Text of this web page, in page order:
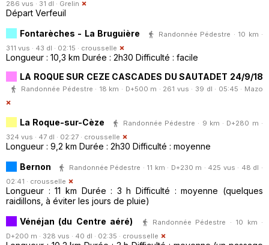
286 vus · 31 dl · Grelin
Départ Verfeuil
Fontarèches - La Bruguière
Randonnée Pédestre · 10 km ·
311 vus · 43 dl · 02:15 · crousselle
Longueur : 10,3 km Durée : 2h30 Difficulté : facile
LA ROQUE SUR CEZE CASCADES DU SAUTADET 24/9/18
Randonnée Pédestre · 18 km · D+500 m · 261 vus · 39 dl · 05:45 · Mazo
La Roque-sur-Cèze
Randonnée Pédestre · 9 km · D+280 m ·
324 vus · 47 dl · 02:27 · crousselle
Longueur : 9,2 km Durée : 2h30 Difficulté : moyenne
Bernon
Randonnée Pédestre · 11 km · D+230 m · 425 vus · 48 dl ·
02:41 · crousselle
Longueur : 11 km Durée : 3 h Difficulté : moyenne (quelques
raidillons, à éviter les jours de pluie)
Vénéjan (du Centre aéré)
Randonnée Pédestre · 10 km ·
D+200 m · 328 vus · 40 dl · 02:35 · crousselle